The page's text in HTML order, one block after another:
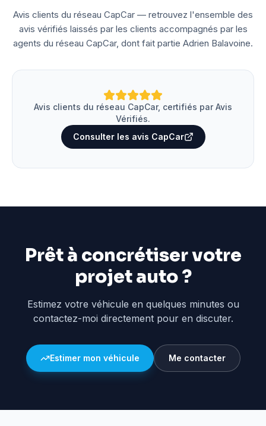
Avis clients du réseau CapCar — retrouvez l'ensemble des
avis vérifiés laissés par les clients accompagnés par les
agents du réseau CapCar, dont fait partie Adrien Balavoine.
Avis clients du réseau CapCar, certifiés par Avis
Vérifiés.
Consulter les avis CapCar
Prêt à concrétiser votre
projet auto ?
Estimez votre véhicule en quelques minutes ou
contactez-moi directement pour en discuter.
Estimer mon véhicule Me contacter